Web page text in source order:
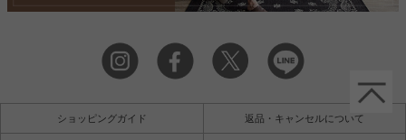
ショッピングガイド 返品・キャンセルについて